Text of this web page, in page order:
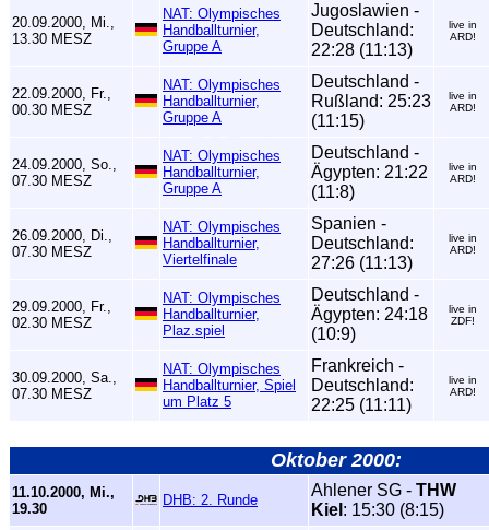
20.09.2000, Mi.,
13.30 MESZ
NAT: Olympisches
Handballturnier,
Gruppe A
Jugoslawien -
Deutschland:
22:28 (11:13)
live in
ARD!
22.09.2000, Fr.,
00.30 MESZ
NAT: Olympisches
Handballturnier,
Gruppe A
Deutschland -
Rußland: 25:23
(11:15)
live in
ARD!
24.09.2000, So.,
07.30 MESZ
NAT: Olympisches
Handballturnier,
Gruppe A
Deutschland -
Ägypten: 21:22
(11:8)
live in
ARD!
26.09.2000, Di.,
07.30 MESZ
NAT: Olympisches
Handballturnier,
Viertelfinale
Spanien -
Deutschland:
27:26 (11:13)
live in
ARD!
29.09.2000, Fr.,
02.30 MESZ
NAT: Olympisches
Handballturnier,
Plaz.spiel
Deutschland -
Ägypten: 24:18
(10:9)
live in
ZDF!
30.09.2000, Sa.,
07.30 MESZ
NAT: Olympisches
Handballturnier, Spiel
um Platz 5
Frankreich -
Deutschland:
22:25 (11:11)
live in
ARD!
Oktober 2000:
11.10.2000, Mi.,
19.30
DHB: 2. Runde
Ahlener SG - THW
Kiel : 15:30 (8:15)